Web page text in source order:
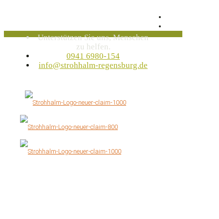
Unterstützen Sie uns, Menschen
zu helfen.
0941 6980-154
info@strohhalm-regensburg.de